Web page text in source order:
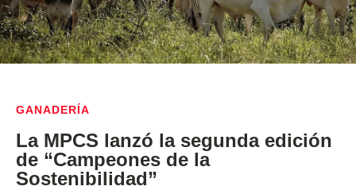
GANADERÍA
La MPCS lanzó la segunda edición
de “Campeones de la
Sostenibilidad”